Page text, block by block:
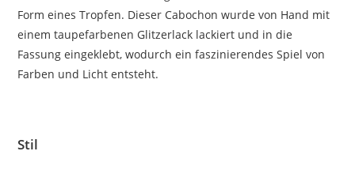
Form eines Tropfen. Dieser Cabochon wurde von Hand mit
einem taupefarbenen Glitzerlack lackiert und in die
Fassung eingeklebt, wodurch ein faszinierendes Spiel von
Farben und Licht entsteht.
Stil